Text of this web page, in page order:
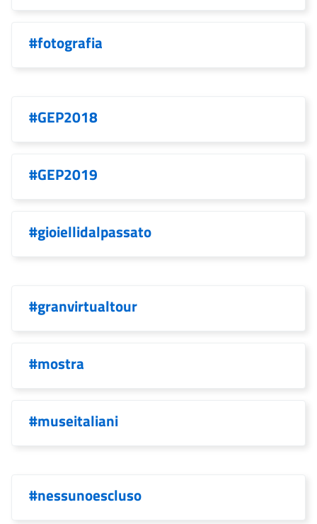
#fotografia
#GEP2018
#GEP2019
#gioiellidalpassato
#granvirtualtour
#mostra
#museitaliani
#nessunoescluso